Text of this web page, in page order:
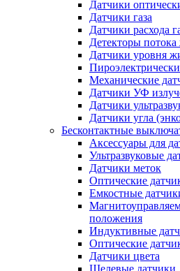
Датчики
Датчики газа
Датчики расхода
Детекторы потока
Датчики уровня
Механические
Датчики УФ
Датчики
Датчики угла
Бесконтактные
Аксессуары для
Ультразвуковые
Датчики меток
Оптические
Емкостные
положения
Индуктивные
Оптические
Датчики цвета
Щелевые датчики